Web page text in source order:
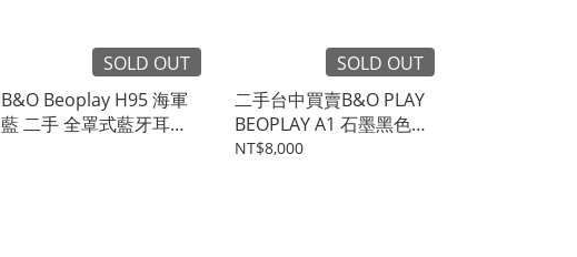
SOLD OUT
B&O Beoplay H95 海軍
藍 二手 全罩式藍牙耳機
SOLD OUT
二手台中買賣B&O PLAY
BEOPLAY A1 石墨黑色藍
芽喇叭 音響揚聲器 全新
NT$8,000